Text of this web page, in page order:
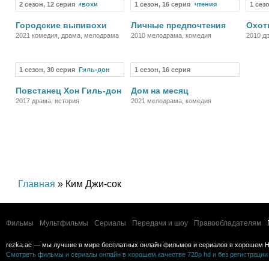
2 сезон, 12 серия Сериал
Городские выпивохи
2021 комедия, драма, мелодрама
1 сезон, 16 серия Сериал
Личные предпочтения
2010 мелодрама, комедия
1
2010
1 сезон, 30 серия Сериал
Повстанец Хон Гиль-дон
2017 драма, история
1 сезон, 16 серия
Дом на месяц
2021 мелодрама, комедия
Главная » Ким Джи-сок
Фильмы Мультфильмы Сериалы Передачи и шоу Правообладателям
rezka.ac — мы лучшие в мире бесплатных онлайн фильмов и сериалов в хорошем
Смотреть фильмы и сериалы онлайн в хорошем качестве 720p hd и без